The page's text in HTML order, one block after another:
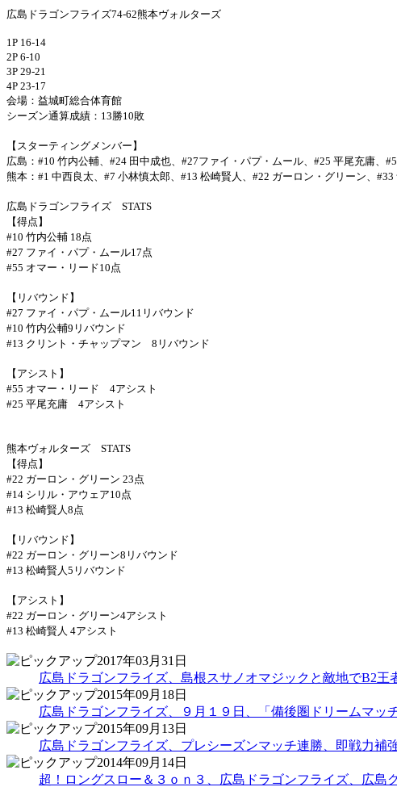
広島ドラゴンフライズ74-62熊本ヴォルターズ
1P 16-14
2P 6-10
3P 29-21
4P 23-17
会場：益城町総合体育館
シーズン通算成績： 13 勝10敗
【スターティングメンバー】
広島： #10 竹内公輔、 #24 田中成也、 #27ファイ・パプ・ムール、 #25 平尾充庸、
熊本： #1 中西良太、 #7 小林慎太郎、 #13 松崎賢人、 #22 ガーロン・グリーン、 #33
広島ドラゴンフライズ STATS
【得点】
#10 竹内公輔 18 点
#27 ファイ・パプ・ムール17 点
#55 オマー・リード10 点
【リバウンド】
#27 ファイ・パプ・ムール11 リバウンド
#10 竹内公輔9 リバウンド
#13 クリント・チャップマン 8 リバウンド
【アシスト】
#55 オマー・リード 4アシスト
#25 平尾充庸 4アシスト
熊本ヴォルターズ STATS
【得点】
#22 ガーロン・グリーン 23 点
#14 シリル・アウェア10 点
#13 松崎賢人 8 点
【リバウンド】
#22 ガーロン・グリーン8 リバウンド
#13 松崎賢人 5 リバウンド
【アシスト】
#22 ガーロン・グリーン4アシスト
#13 松崎賢人 4アシスト
2017年03月31日
広島ドラゴンフライズ、島根スサノオマジックと敵地でB2王
2015年09月18日
広島ドラゴンフライズ、９月１９日、「備後圏ドリームマッチ
2015年09月13日
広島ドラゴンフライズ、プレシーズンマッチ連勝、即戦力補
2014年09月14日
超！ロングスロー＆３ｏｎ３、広島ドラゴンフライズ、広島